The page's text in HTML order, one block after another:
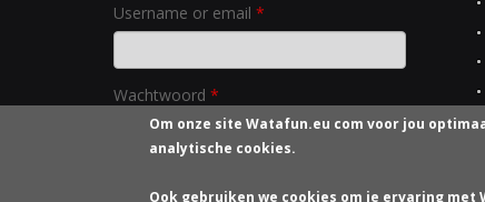
Username or email *
Wachtwoord *
Nieuw wachtwoord aanvragen
Om onze siteWatafun.eu com voor jou
analytische cookies.
Ook gebruiken we cookies om je ervaring